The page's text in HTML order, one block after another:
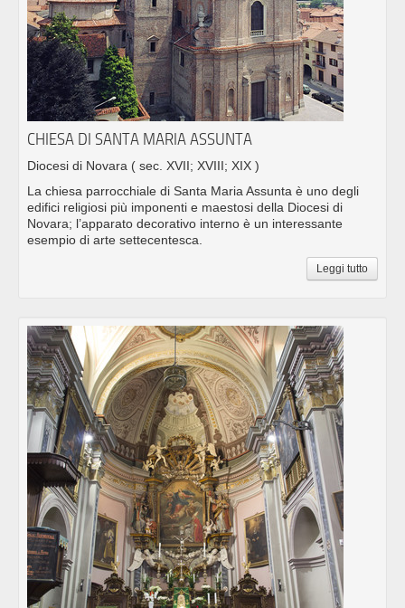
CHIESA DI SANTA MARIA ASSUNTA
Diocesi di Novara ( sec. XVII; XVIII; XIX )
La chiesa parrocchiale di Santa Maria Assunta è uno degli
edifici religiosi più imponenti e maestosi della Diocesi di
Novara; l’apparato decorativo interno è un interessante
esempio di arte settecentesca.
Leggi tutto